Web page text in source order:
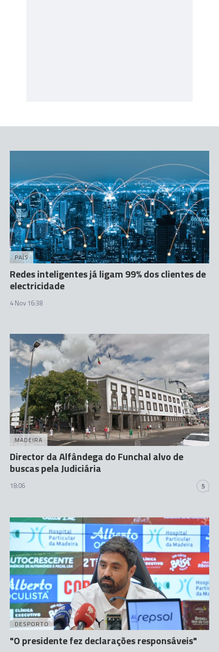
PAÍS
Redes inteligentes já ligam 99% dos clientes de
electricidade
4 Nov 16:38
MADEIRA
Director da Alfândega do Funchal alvo de
buscas pela Judiciária
18:06 5
DESPORTO
"O presidente fez declarações responsáveis"